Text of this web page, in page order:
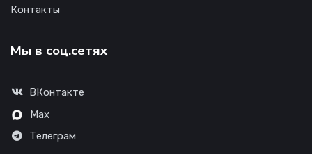
Контакты
Мы в соц.сетях
ВКонтакте
Max
Телеграм